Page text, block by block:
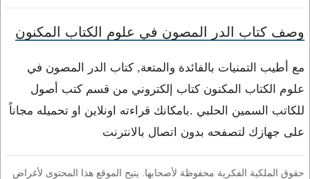
وصف كتاب الدر المصون في علوم الكتاب المكنون
مع أطيب التمنيات بالفائدة والمتعة, كتاب الدر المصون في
علوم الكتاب المكنون كتاب إلكتروني من قسم كتب أصول
للكاتب السمين الحلبي .بامكانك قراءته اونلاين او تحميله مجاناً
على جهازك لتصفحه بدون اتصال بالانترنت
حقوق الملكية الفكرية محفوظة لأصحابها. يتيح الموقع هذا المحتوى لأغراض